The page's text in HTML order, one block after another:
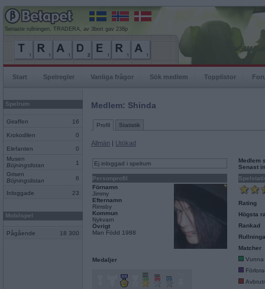
Senaste rullningen, TRADERA, av 3bort gav 238p
Start Spelregler Vanliga frågor Sök medlem Topplistor
Spelrum
Giraffen 16
Krokodilen 0
Elefanten
0
Musen
Böjningslistan
1
Grisen
Böjningslistan
6
Inloggade 23
Mobilspel
Pågående 18 300
Medlem: Shinda
Profil Statistik
Allmän | Utökad
Ej inloggad i spelrum
Personprofil
Förnamn
Jimmy
Efternamn
Rimsby
Kommun
Nykvarn
Övrigt
Man Född 1988
Medaljer
Medlem
Senast
Rating
Högsta
Rankad
Matcher
Vunna